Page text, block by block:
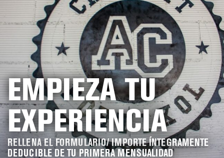
EMPIEZA TU
EXPERIENCIA
RELLENA EL FORMULARIO/ IMPORTE ÍNTEGRAMENTE
DEDUCIBLE DE TU PRIMERA MENSUALIDAD